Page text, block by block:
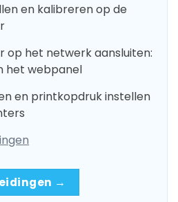
en kalibreren op de
op het netwerk aansluiten:
het webpanel
en printkopdruk instellen
→